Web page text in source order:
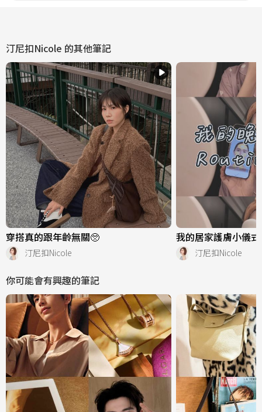
汀尼扣Nicole 的其他筆記
穿搭真的跟年齡無關🥺
汀尼扣Nicole
我的居家護膚小儀式
汀尼扣Nicole
你可能會有興趣的筆記